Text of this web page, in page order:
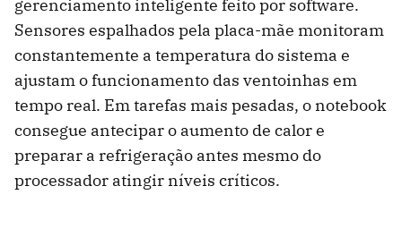
gerenciamento inteligente feito por software.
Sensores espalhados pela placa-mãe monitoram
constantemente a temperatura do sistema e
ajustam o funcionamento das ventoinhas em
tempo real. Em tarefas mais pesadas, o notebook
consegue antecipar o aumento de calor e
preparar a refrigeração antes mesmo do
processador atingir níveis críticos.